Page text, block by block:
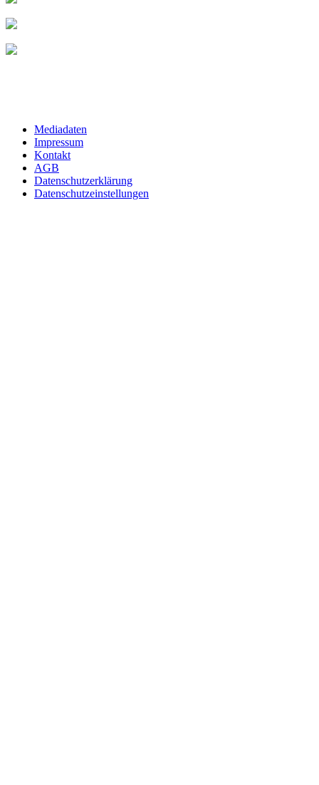
Mediadaten
Impressum
Kontakt
AGB
Datenschutzerklärung
Datenschutzeinstellungen